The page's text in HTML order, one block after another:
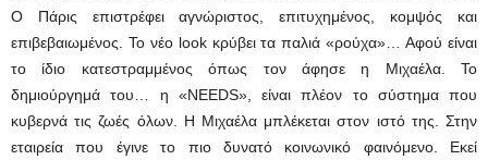
Ο Πάρις επιστρέφει αγνώριστος, επιτυχημένος, κομψός και
επιβεβαιωμένος. Το νέο look κρύβει τα παλιά «ρούχα»… Αφού είναι
το ίδιο κατεστραμμένος όπως τον άφησε η Μιχαέλα. Το
δημιούργημά του… η «NEEDS», είναι πλέον το σύστημα που
κυβερνά τις ζωές όλων. Η Μιχαέλα μπλέκεται στον ιστό της. Στην
εταιρεία που έγινε το πιο δυνατό κοινωνικό φαινόμενο. Εκεί